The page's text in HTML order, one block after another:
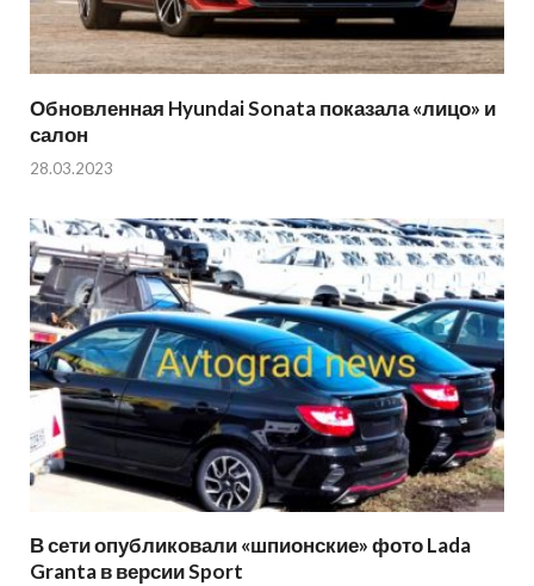
Обновленная Hyundai Sonata показала «лицо» и
салон
28.03.2023
В сети опубликовали «шпионские» фото Lada
Granta в версии Sport